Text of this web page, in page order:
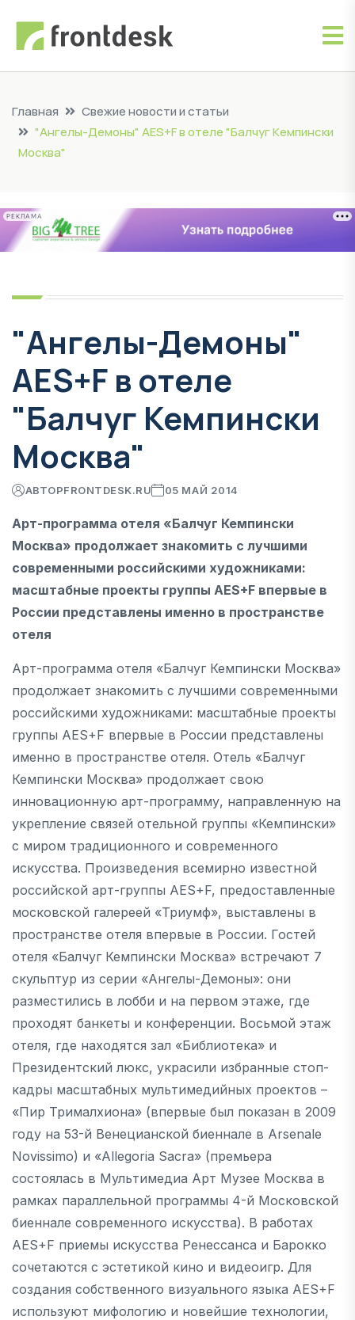
Главная
Свежие новости и статьи
"Ангелы-Демоны" AES+F в отеле "Балчуг Кемпински
Москва"
РЕКЛАМА
"Ангелы-Демоны"
AES+F в отеле
"Балчуг Кемпински
Москва"
АВТОРFRONTDESK.RU 05 МАЙ 2014
Арт-программа отеля «Балчуг Кемпински
Москва» продолжает знакомить с лучшими
современными российскими художниками:
масштабные проекты группы AES+F впервые в
России представлены именно в пространстве
отеля
Арт-программа отеля «Балчуг Кемпински Москва»
продолжает знакомить с лучшими современными
российскими художниками: масштабные проекты
группы AES+F впервые в России представлены
именно в пространстве отеля. Отель «Балчуг
Кемпински Москва» продолжает свою
инновационную арт-программу, направленную на
укрепление связей отельной группы «Кемпински»
с миром традиционного и современного
искусства. Произведения всемирно известной
российской арт-группы AES+F, предоставленные
московской галереей «Триумф», выставлены в
пространстве отеля впервые в России. Гостей
отеля «Балчуг Кемпински Москва» встречают 7
скульптур из серии «Ангелы-Демоны»: они
разместились в лобби и на первом этаже, где
проходят банкеты и конференции. Восьмой этаж
отеля, где находятся зал «Библиотека» и
Президентский люкс, украсили избранные стоп-
кадры масштабных мультимедийных проектов –
«Пир Трималхиона» (впервые был показан в 2009
году на 53-й Венецианской биеннале в Arsenale
Novissimo) и «Allegoria Sacra» (премьера
состоялась в Мультимедиа Арт Музее Москва в
рамках параллельной программы 4-й Московской
биеннале современного искусства). В работах
AES+F приемы искусства Ренессанса и Барокко
сочетаются с эстетикой кино и видеоигр. Для
создания собственного визуального языка AES+F
используют мифологию и новейшие технологии,